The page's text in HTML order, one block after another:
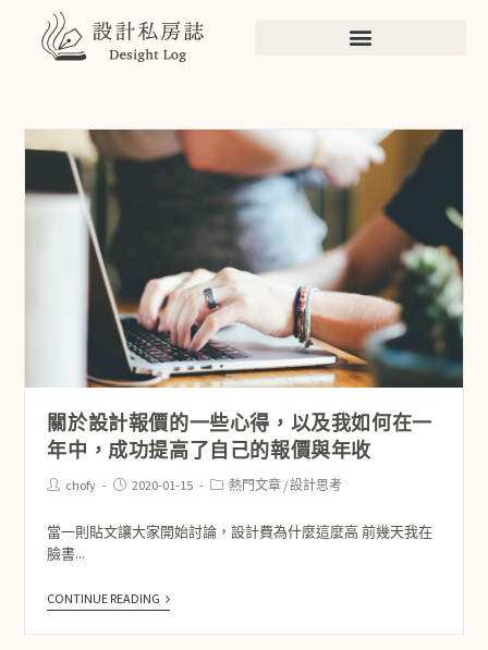
關於設計報價的一些心得，以及我如何在一
年中，成功提高了自己的報價與年收
chofy 2020-01-15 熱門文章 /設計思考
當一則貼文讓大家開始討論，設計費為什麼這麼高 前幾天我在
臉書...
CONTINUE READING